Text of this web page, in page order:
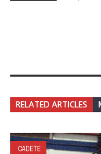
RELATED ARTICLES
CADETE